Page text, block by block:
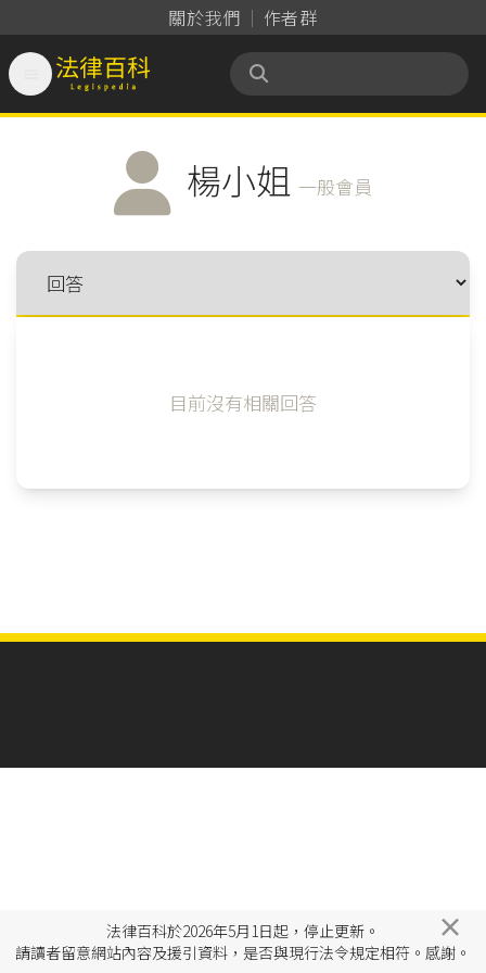
關於我們 作者群
法律百科 Legispedia
楊小姐 一般會員
目前沒有相關回答
法律百科於2026年5月1日起，停止更新。
請讀者留意網站內容及援引資料，是否與現行法令規定相符。感謝。
×